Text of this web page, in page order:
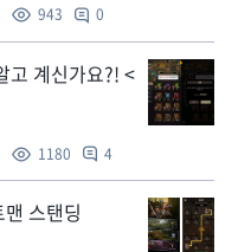
943 0
고 계신가요?! <
1180 4
스탠딩